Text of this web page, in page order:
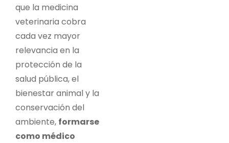
que la medicina
veterinaria cobra
cada vez mayor
relevancia en la
protección de la
salud pública, el
bienestar animal y la
conservación del
ambiente, formarse
como médico